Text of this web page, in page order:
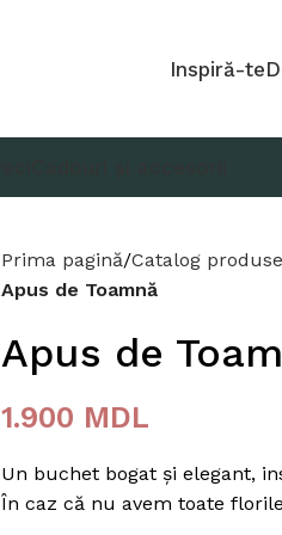
Inspiră-te
Prima pagină Catalog produse
Apus de Toamnă
Apus de
1.900 MDL
Un buchet bogat și elegant,
În caz că nu avem toate